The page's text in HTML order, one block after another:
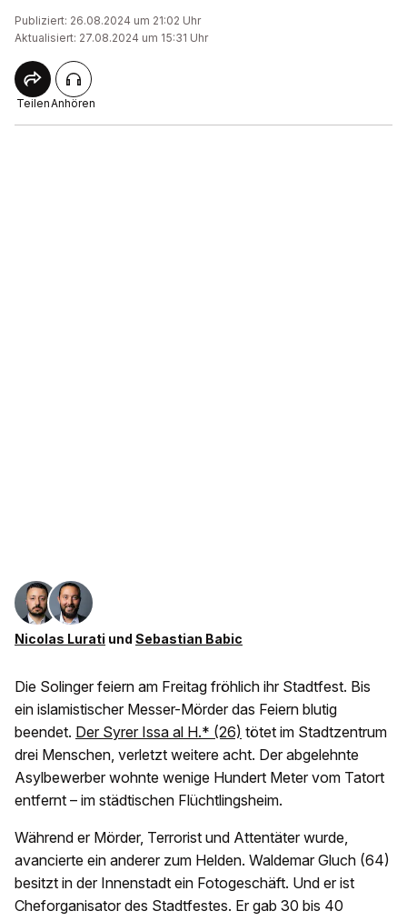
Publiziert: 26.08.2024 um 21:02 Uhr
Aktualisiert: 27.08.2024 um 15:31 Uhr
TeilenAnhören
Nicolas Lurati und Sebastian Babic
Die Solinger feiern am Freitag fröhlich ihr Stadtfest. Bis
ein islamistischer Messer-Mörder das Feiern blutig
beendet. Der Syrer Issa al H.* (26) tötet im Stadtzentrum
drei Menschen, verletzt weitere acht. Der abgelehnte
Asylbewerber wohnte wenige Hundert Meter vom Tatort
entfernt – im städtischen Flüchtlingsheim.
Während er Mörder, Terrorist und Attentäter wurde,
avancierte ein anderer zum Helden. Waldemar Gluch (64)
besitzt in der Innenstadt ein Fotogeschäft. Und er ist
Cheforganisator des Stadtfestes. Er gab 30 bis 40